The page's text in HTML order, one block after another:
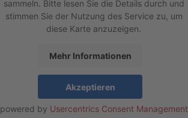
sammeln. Bitte lesen Sie die Details durch und
stimmen Sie der Nutzung des Service zu, um
diese Karte anzuzeigen.
Mehr Informationen
Akzeptieren
powered by Usercentrics Consent Management